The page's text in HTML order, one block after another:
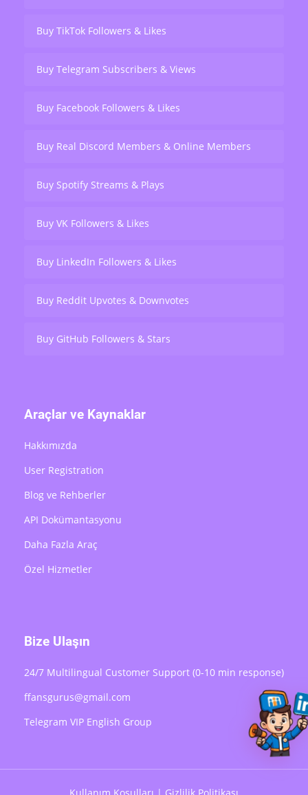
Buy TikTok Followers & Likes
Buy Telegram Subscribers & Views
Buy Facebook Followers & Likes
Buy Real Discord Members & Online Members
Buy Spotify Streams & Plays
Buy VK Followers & Likes
Buy LinkedIn Followers & Likes
Buy Reddit Upvotes & Downvotes
Buy GitHub Followers & Stars
Araçlar ve Kaynaklar
Hakkımızda
User Registration
Blog ve Rehberler
API Dokümantasyonu
Daha Fazla Araç
Özel Hizmetler
Bize Ulaşın
24/7 Multilingual Customer Support (0-10 min response)
ffansgurus@gmail.com
Telegram VIP English Group